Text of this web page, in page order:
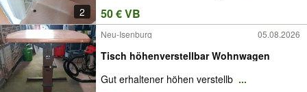
Anzeige aufgeben
2 50 € VB
Neu-Isenburg 05.08.2026
Tisch höhenverstellbar Wohnwagen
Gut erhaltener höhen verstellb ...